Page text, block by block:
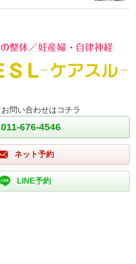
問い合わせはコチラ
011-676-4546
ネット予約
LINE予約